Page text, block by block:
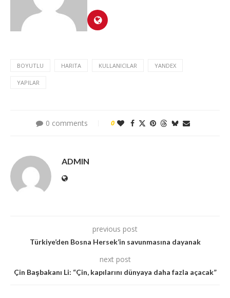
BOYUTLU HARITA KULLANICILAR YANDEX
YAPILAR
0 comments 0
ADMIN
previous post
Türkiye’den Bosna Hersek’in savunmasına dayanak
next post
Çin Başbakanı Li: “Çin, kapılarını dünyaya daha fazla açacak”